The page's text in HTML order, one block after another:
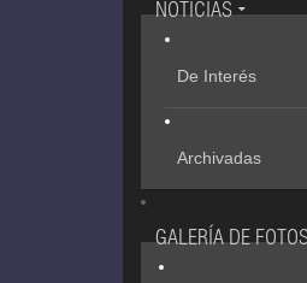
NOTICIAS
De Interés
Archivadas
GALERÍA DE